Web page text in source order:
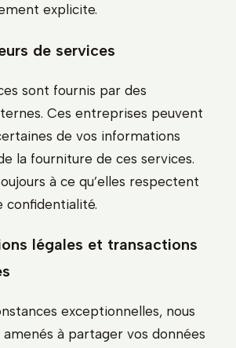
explicite.
de services
sont fournis par des
Ces entreprises peuvent
de vos informations
la fourniture de ces services.
à ce qu’elles respectent
confidentialité.
légales et transactions
exceptionnelles, nous
à partager vos données